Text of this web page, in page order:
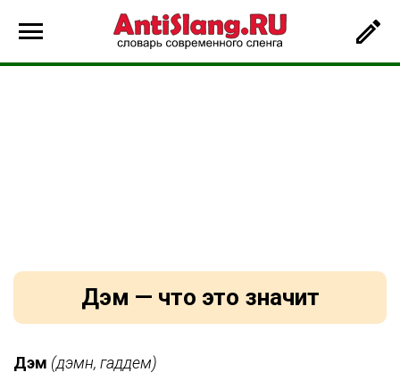
Дэм — что это значит
Дэм (дэмн, гаддем)